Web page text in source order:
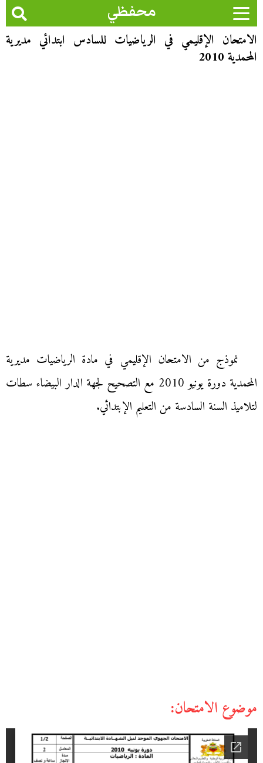
محفظي
الامتحان الإقليمي في الرياضيات للسادس ابتدائي مديرية
المحمدية 2010
نموذج من الامتحان الإقليمي في مادة الرياضيات مديرية
المحمدية دورة يونيو 2010 مع التصحيح لجهة الدار البيضاء سطات
لتلاميذ السنة السادسة من التعليم الإبتدائي.
موضوع الامتحان: